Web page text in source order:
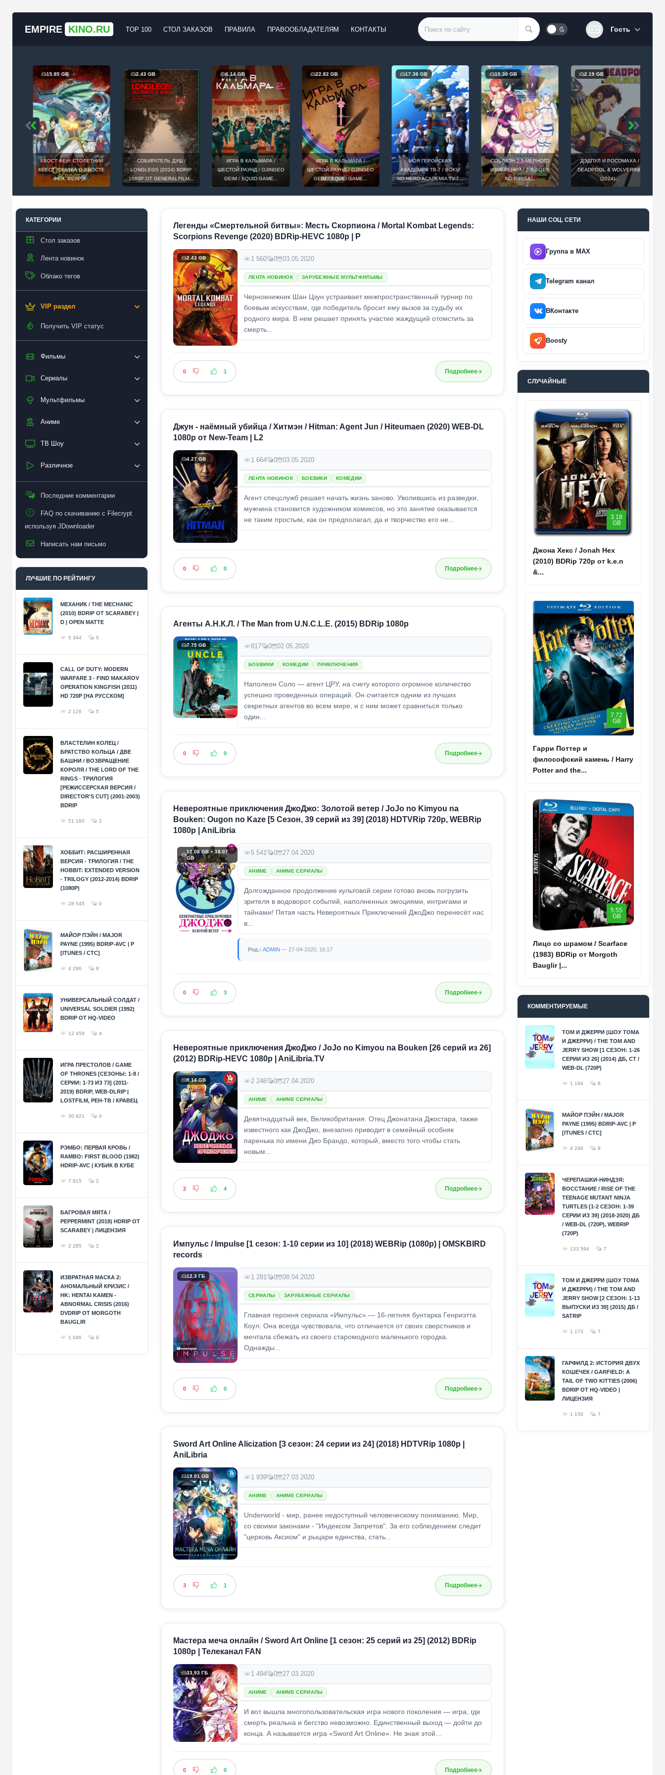
EMPIRE KINO.RU TOP 100 СТОЛ ЗАКАЗОВ ПРАВИЛА ПРАВООБЛАДАТЕЛЯМ КОНТАКТЫ Гость
15.85 GB
ХВОСТ ФЕИ: СТОЛЕТНИЙ
КВЕСТ (СКАЗКА О ХВОСТЕ
ФЕИ, ФЕЙРИ...
2.43 GB
СОБИРАТЕЛЬ ДУШ /
LONGLEGS (2024) BDRIP
1080P ОТ GENERALFILM...
6.14 GB
ИГРА В КАЛЬМАРА /
ШЕСТОЙ РАУНД / OJINGEO
GEIM / SQUID GAME...
22.82 GB
ИГРА В КАЛЬМАРА /
ШЕСТОЙ РАУНД / OJINGEO
GEIM / SQUID GAME...
17.38 GB
МОЯ ГЕРОЙСКАЯ
АКАДЕМИЯ ТВ-7 / BOKU
NO HERO ACADEMIA TV-7...
10.30 GB
СОБЛАЗН 2,5-МЕРНОГО
ИЗМЕРЕНИЯ / 2.5-JIGEN
NO RIRISA...
2.19 GB
ДЭДПУЛ И РОСОМАХА /
DEADPOOL & WOLVERINE
(2024)...
КАТЕГОРИИ
Стол заказов
Лента новинок
Облако тегов
VIP раздел
Получить VIP статус
Фильмы
Сериалы
Мультфильмы
Аниме
ТВ Шоу
Различное
Последние комментарии
FAQ по скачиванию с Filecrypt
используя JDownloader
Написать нам письмо
ЛУЧШИЕ ПО РЕЙТИНГУ
МЕХАНИК / THE MECHANIC
(2010) BDRIP ОТ SCARABEY |
D | OPEN MATTE
5 344 5
CALL OF DUTY: MODERN
WARFARE 3 - FIND MAKAROV
OPERATION KINGFISH (2011)
HD 720P [НА РУССКОМ]
2 126 5
ВЛАСТЕЛИН КОЛЕЦ /
БРАТСТВО КОЛЬЦА / ДВЕ
БАШНИ / ВОЗВРАЩЕНИЕ
КОРОЛЯ / THE LORD OF THE
RINGS - ТРИЛОГИЯ
[РЕЖИССЕРСКАЯ ВЕРСИЯ /
DIRECTOR'S CUT] (2001-2003)
BDRIP
51 160 2
ХОББИТ: РАСШИРЕННАЯ
ВЕРСИЯ - ТРИЛОГИЯ / THE
HOBBIT: EXTENDED VERSION
- TRILOGY (2012-2014) BDRIP
(1080P)
28 545 0
МАЙОР ПЭЙН / MAJOR
PAYNE (1995) BDRIP-AVC | P
[ITUNES / СТС]
4 296 8
УНИВЕРСАЛЬНЫЙ СОЛДАТ /
UNIVERSAL SOLDIER (1992)
BDRIP ОТ HQ-VIDEO
12 459 4
ИГРА ПРЕСТОЛОВ / GAME
OF THRONES [СЕЗОНЫ: 1-8 /
СЕРИИ: 1-73 ИЗ 73] (2011-
2019) BDRIP, WEB-DLRIP |
LOSTFILM, РЕН-ТВ / КРАВЕЦ
30 821 0
РЭМБО: ПЕРВАЯ КРОВЬ /
RAMBO: FIRST BLOOD (1982)
HDRIP-AVC | КУБИК В КУБЕ
7 915 2
БАГРОВАЯ МЯТА /
PEPPERMINT (2018) HDRIP ОТ
SCARABEY | ЛИЦЕНЗИЯ
2 285 2
ИЗВРАТНАЯ МАСКА 2:
АНОМАЛЬНЫЙ КРИЗИС /
HK: HENTAI KAMEN -
ABNORMAL CRISIS (2016)
DVDRIP ОТ MORGOTH
BAUGLIR
1 046 0
Легенды «Смертельной битвы»: Месть Скорпиона / Mortal Kombat Legends:
Scorpions Revenge (2020) BDRip-HEVC 1080p | P
2.43 GB 1 560 0 03.05.2020
ЛЕНТА НОВИНОК ЗАРУБЕЖНЫЕ МУЛЬТФИЛЬМЫ
Чернокнижник Шан Цзун устраивает межпространственный турнир по
боевым искусствам, где победитель бросит ему вызов за судьбу их
родного мира. В нем решает принять участие жаждущий отомстить за
смерть...
0 1 Подробнее
Джун - наёмный убийца / Хитмэн / Hitman: Agent Jun / Hiteumaen (2020) WEB-DL
1080p от New-Team | L2
4.27 GB 1 664 0 03.05.2020
ЛЕНТА НОВИНОК БОЕВИКИ КОМЕДИИ
Агент спецслужб решает начать жизнь заново. Уволившись из разведки,
мужчина становится художником комиксов, но это занятие оказывается
не таким простым, как он предполагал, да и творчество его не...
0 0 Подробнее
Агенты А.Н.К.Л. / The Man from U.N.C.L.E. (2015) BDRip 1080p
7.75 GB 817 0 02.05.2020
БОЕВИКИ КОМЕДИИ ПРИКЛЮЧЕНИЯ
Наполеон Соло — агент ЦРУ, на счету которого огромное количество
успешно проведенных операций. Он считается одним из лучших
секретных агентов во всем мире, и с ним может сравниться только
один...
0 0 Подробнее
Невероятные приключения ДжоДжо: Золотой ветер / JoJo no Kimyou na
Bouken: Ougon no Kaze [5 Сезон, 39 серий из 39] (2018) HDTVRip 720p, WEBRip
1080p | AniLibria
12.08 GB + 18.07
GB
5 541 0 27.04.2020
АНИМЕ АНИМЕ СЕРИАЛЫ
Долгожданное продолжение культовой серии готово вновь погрузить
зрителя в водоворот событий, наполненных эмоциями, интригами и
тайнами! Пятая часть Невероятных Приключений ДжоДжо перенесёт нас
в...
Ред.: ADMIN — 27-04-2020, 16:17
0 3 Подробнее
Невероятные приключения ДжоДжо / JoJo no Kimyou na Bouken [26 серий из 26]
(2012) BDRip-HEVC 1080p | AniLibria.TV
9.14 GB 2 246 0 27.04.2020
АНИМЕ АНИМЕ СЕРИАЛЫ
Девятнадцатый век, Великобритания. Отец Джонатана Джостара, также
известного как ДжоДжо, внезапно приводит в семейный особняк
паренька по имени Дио Брандо, который, вместо того чтобы стать
новым...
2 4 Подробнее
Импульс / Impulse [1 сезон: 1-10 серии из 10] (2018) WEBRip (1080p) | OMSKBIRD
records
12.3 ГБ 1 281 0 08.04.2020
СЕРИАЛЫ ЗАРУБЕЖНЫЕ СЕРИАЛЫ
Главная героиня сериала «Импульс» — 16-летняя бунтарка Генриэтта
Коул. Она всегда чувствовала, что отличается от своих сверстников и
мечтала сбежать из своего старомодного маленького городка.
Однажды...
0 0 Подробнее
Sword Art Online Alicization [3 сезон: 24 серии из 24] (2018) HDTVRip 1080p |
AniLibria
19.01 GB 1 939 0 27.03.2020
АНИМЕ АНИМЕ СЕРИАЛЫ
Underworld - мир, ранее недоступный человеческому пониманию. Мир,
со своими законами - "Индексом Запретов". За его соблюдением следит
"церковь Аксиом" и рыцари единства, стать...
3 1 Подробнее
Мастера меча онлайн / Sword Art Online [1 сезон: 25 серий из 25] (2012) BDRip
1080p | Телеканал FAN
33,93 ГБ 1 494 0 27.03.2020
АНИМЕ АНИМЕ СЕРИАЛЫ
И вот вышла многопользовательская игра нового поколения — игра, где
смерть реальна и бегство невозможно. Единственный выход — дойти до
конца. А называется игра «Sword Art Online». Не зная этой...
0 0 Подробнее
НАШИ СОЦ. СЕТИ
Группа в MAX
Telegram канал
ВКонтакте
Boosty
СЛУЧАЙНЫЕ
3.18
GB
Джона Хекс / Jonah Hex
(2010) BDRip 720p от k.e.n
&...
7.72
GB
Гарри Поттер и
философский камень / Harry
Potter and the...
5.55
GB
Лицо со шрамом / Scarface
(1983) BDRip от Morgoth
Bauglir |...
КОММЕНТИРУЕМЫЕ
ТОМ И ДЖЕРРИ (ШОУ ТОМА
И ДЖЕРРИ) / THE TOM AND
JERRY SHOW [1 СЕЗОН: 1-26
СЕРИИ ИЗ 26] (2014) ДБ, СТ /
WEB-DL (720P)
1 194 8
МАЙОР ПЭЙН / MAJOR
PAYNE (1995) BDRIP-AVC | P
[ITUNES / СТС]
4 296 8
ЧЕРЕПАШКИ-НИНДЗЯ:
ВОССТАНИЕ / RISE OF THE
TEENAGE MUTANT NINJA
TURTLES [1-2 СЕЗОН: 1-39
СЕРИИ ИЗ 39] (2018-2020) ДБ
/ WEB-DL (720P), WEBRIP
(720P)
133 594 7
ТОМ И ДЖЕРРИ (ШОУ ТОМА
И ДЖЕРРИ) / THE TOM AND
JERRY SHOW [2 СЕЗОН: 1-13
ВЫПУСКИ ИЗ 39] (2015) ДБ /
SATRIP
1 173 7
ГАРФИЛД 2: ИСТОРИЯ ДВУХ
КОШЕЧЕК / GARFIELD: A
TAIL OF TWO KITTIES (2006)
BDRIP ОТ HQ-VIDEO |
ЛИЦЕНЗИЯ
1 150 7